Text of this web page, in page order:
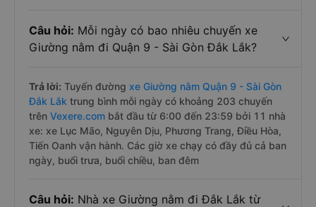
Câu hỏi: Mỗi ngày có bao nhiêu chuyến xe
Giường nằm đi Quận 9 - Sài Gòn Đắk Lắk?
Trả lời: Tuyến đường xe Giường nằm Quận 9 - Sài Gòn
Đắk Lắk trung bình mỗi ngày có khoảng 203 chuyến
trên Vexere.com bắt đầu từ 6:00 đến 23:59 bởi 11 nhà
xe: xe Lục Mão, Nguyên Dịu, Phương Trang, Điều Hòa,
Tiến Oanh vận hành. Các giờ xe chạy có đầy đủ cả ban
ngày, buổi trưa, buổi chiều, ban đêm
Câu hỏi: Nhà xe Giường nằm đi Đắk Lắk từ